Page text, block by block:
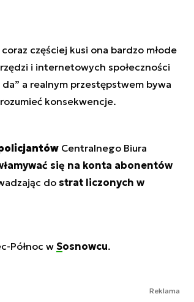
częściej kusi ona bardzo młode
i internetowych społeczności
a realnym przestępstwem bywa
konsekwencje.
Centralnego Biura
się na konta abonentów
dostrat liczonych w
Północ w Sosnowcu.
Reklama